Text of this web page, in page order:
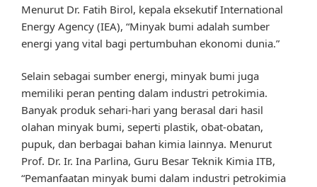
Menurut Dr. Fatih Birol, kepala eksekutif International
Energy Agency (IEA), “Minyak bumi adalah sumber
energi yang vital bagi pertumbuhan ekonomi dunia.”
Selain sebagai sumber energi, minyak bumi juga
memiliki peran penting dalam industri petrokimia.
Banyak produk sehari-hari yang berasal dari hasil
olahan minyak bumi, seperti plastik, obat-obatan,
pupuk, dan berbagai bahan kimia lainnya. Menurut
Prof. Dr. Ir. Ina Parlina, Guru Besar Teknik Kimia ITB,
“Pemanfaatan minyak bumi dalam industri petrokimia